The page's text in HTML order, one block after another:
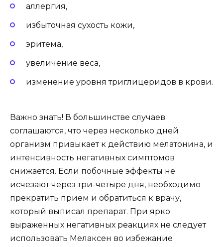
аллергия,
избыточная сухость кожи,
эритема,
увеличение веса,
изменение уровня триглицеридов в крови.
Важно знать! В большинстве случаев
соглашаются, что через несколько дней
организм привыкает к действию мелатонина, и
интенсивность негативных симптомов
снижается. Если побочные эффекты не
исчезают через три-четыре дня, необходимо
прекратить прием и обратиться к врачу,
который выписал препарат. При ярко
выраженных негативных реакциях не следует
использовать Мелаксен во избежание